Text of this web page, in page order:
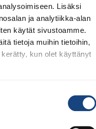
Lisäksi
ja analytiikka-alan
käytät sivustoamme.
tietoja muihin tietoihin,
kun olet käyttänyt